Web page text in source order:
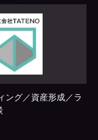
ング／資産形成／ラ